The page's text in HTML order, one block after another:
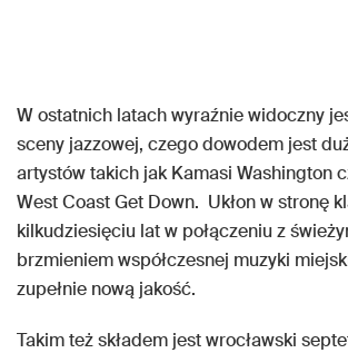
W ostatnich latach wyraźnie widoczny
sceny jazzowej, czego dowodem jest
artystów takich jak Kamasi Washington
West Coast Get Down. Ukłon w stronę
kilkudziesięciu lat w połączeniu z
brzmieniem współczesnej muzyki
zupełnie nową jakość.
Takim też składem jest wrocławski